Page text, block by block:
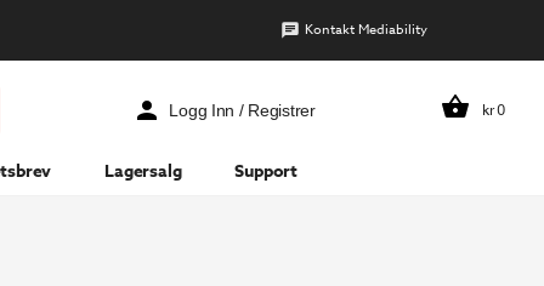
Kontakt Mediability
Logg Inn / Registrer kr0
Lagersalg Support